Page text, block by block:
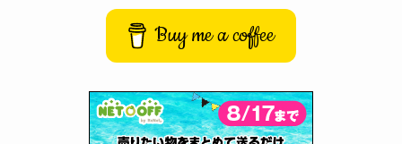
Buy me a coffee